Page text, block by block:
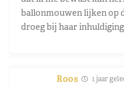
ballonmouwen lijken op
droeg bij haar
Roos 1 jaar